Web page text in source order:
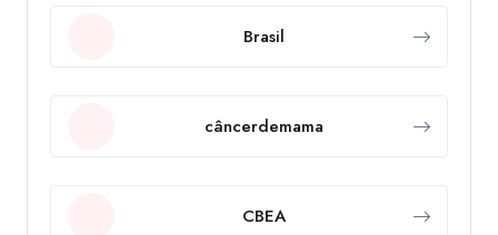
Brasil
câncerdemama
CBEA